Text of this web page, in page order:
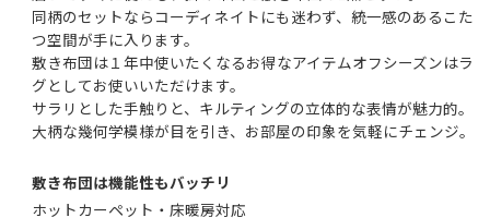
同柄のセットならコーディネイトにも迷わず、統一感のあるこた
つ空間が手に入ります。
敷き布団は１年中使いたくなるお得なアイテムオフシーズンはラ
グとしてお使いいただけます。
サラリとした手触りと、キルティングの立体的な表情が魅力的。
大柄な幾何学模様が目を引き、お部屋の印象を気軽にチェンジ。
敷き布団は機能性もバッチリ
ホットカーペット・床暖房対応